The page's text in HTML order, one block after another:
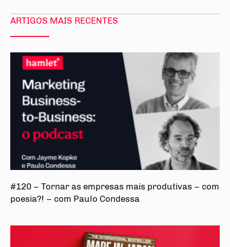
ARTIGOS MAIS RECENTES
#120 – Tornar as empresas mais produtivas – com
poesia?! – com Paulo Condessa